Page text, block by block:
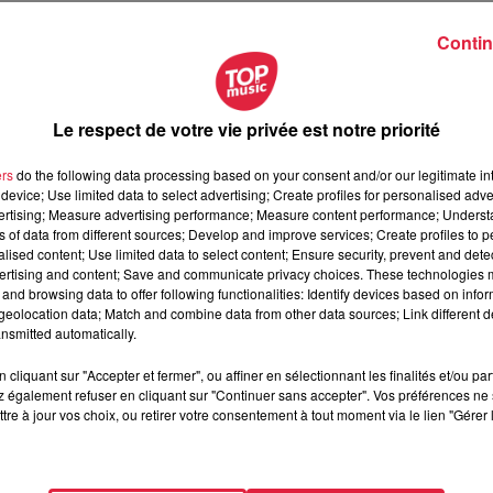
du magasin "Le Printemps" à Stasbourg :
fin d'année
, l'écoulement des stocks a débuté le mercredi
tout au long de la journée avec des clients désireux de
de Strasbourg le mercredi 1
la fermeture des enseignes de"la place d'Italie à Paris,
précipitée par la crise sanitaire et les manifestations
signéentre la direction du groupe et les syndicats du
grâce aux syndicats, de nombreux employés proches
de reclassement.
reste à trouver pour l'héberger.
le plus grand bonheur de certains.
-70% ma daronne elle a fait des affaires de fou
Le respect de votre vie privée est notre priorité
do the following data processing based on your consent and/or our legitimate
Use limited data to select advertising; Create profiles for personalised
Measure advertising performance; Measure content performance;
of data from different sources; Develop and improve services; Create profiles to
content; Use limited data to select content; Ensure security, prevent and
and content; Save and communicate privacy choices. These technologies
browsing data to offer following functionalities: Identify devices based on
data; Match and combine data from other data sources; Link different
automatically.
cliquant sur "Accepter et fermer", ou affiner en sélectionnant les finalités et/ou
également refuser en cliquant sur "Continuer sans accepter". Vos préférences
à jour vos choix, ou retirer votre consentement à tout moment via le lien